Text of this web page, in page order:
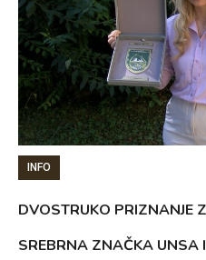
INFO
DVOSTRUKO PRIZNANJE
SREBRNA ZNAČKA UNSA